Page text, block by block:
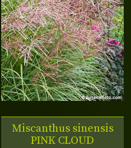
Miscanthus sinensis
PINK CLOUD